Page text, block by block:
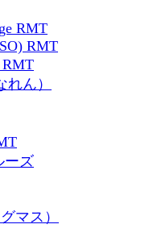
RMT
RMT
ん）
ーズ
マス）